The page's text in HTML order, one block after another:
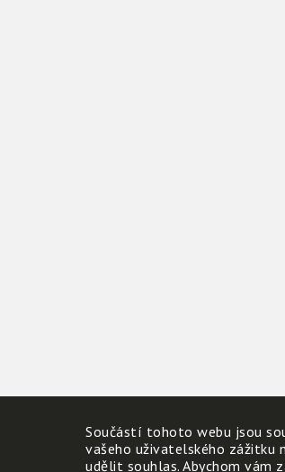
Součástí tohoto webu jsou
vašeho uživatelského zážitku
udělit souhlas. Abychom vám